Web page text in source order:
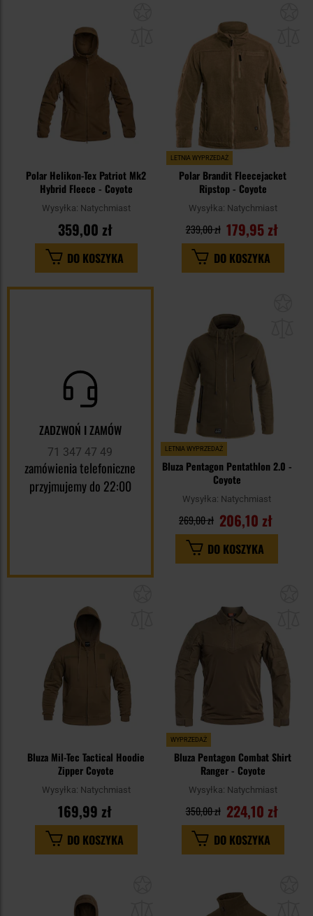
schowka
Polar Helikon-Tex Patriot Mk2
Hybrid Fleece - Coyote
Wysyłka: Natychmiast
359,00 zł
DO KOSZYKA
LETNIA WYPRZEDAŻ
Polar Brandit Fleecejacket
Ripstop - Coyote
Wysyłka: Natychmiast
179,95 zł
239,00 zł
DO KOSZYKA
ZADZWOŃ I ZAMÓW
71 347 47 49
zamówienia telefoniczne
przyjmujemy do 22:00
LETNIA WYPRZEDAŻ
Bluza Pentagon Pentathlon 2.0 -
Coyote
Wysyłka: Natychmiast
206,10 zł
269,00 zł
DO KOSZYKA
schowka
Bluza Mil-Tec Tactical Hoodie
Zipper Coyote
Wysyłka: Natychmiast
169,99 zł
DO KOSZYKA
WYPRZEDAŻ
Bluza Pentagon Combat Shirt
Ranger - Coyote
Wysyłka: Natychmiast
224,10 zł
350,00 zł
DO KOSZYKA